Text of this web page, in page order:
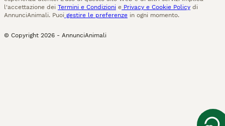
l'accettazione dei Termini e Condizioni e Privacy e Cookie Policy di
AnnunciAnimali. Puoi gestire le preferenze in ogni momento.
© Copyright 2026 - AnnunciAnimali